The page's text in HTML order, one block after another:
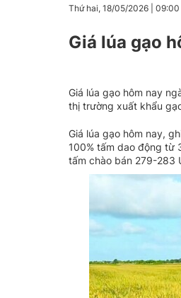
Tin
Tin
Thứ hai, 18/05/2026 09:00
Giá lúa gạo
Giá lúa gạo hôm nay
thị trường xuất khẩu
Giá lúa gạo hôm nay,
100% tấm dao động từ
tấm chào bán 279-283